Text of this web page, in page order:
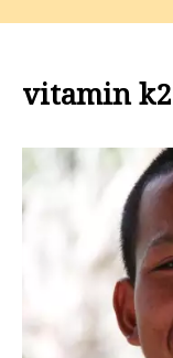
vitamin